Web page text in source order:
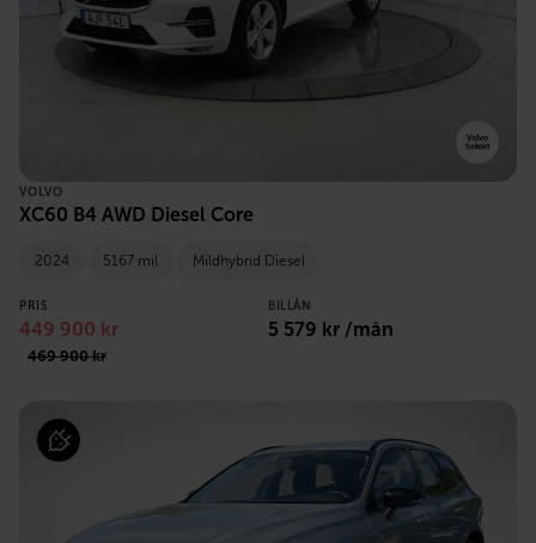
VOLVO
XC60 B4 AWD Diesel Core
2024 5167 mil Mildhybrid Diesel
PRIS
449 900 kr
469 900 kr
BILLÅN
5 579 kr /mån